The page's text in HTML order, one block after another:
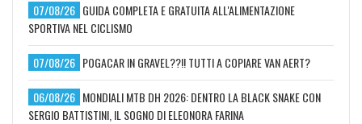
07/08/26 GUIDA COMPLETA E GRATUITA ALL'ALIMENTAZIONE
SPORTIVA NEL CICLISMO
07/08/26 POGACAR IN GRAVEL??!! TUTTI A COPIARE VAN AERT?
06/08/26 MONDIALI MTB DH 2026: DENTRO LA BLACK SNAKE CON
SERGIO BATTISTINI, IL SOGNO DI ELEONORA FARINA